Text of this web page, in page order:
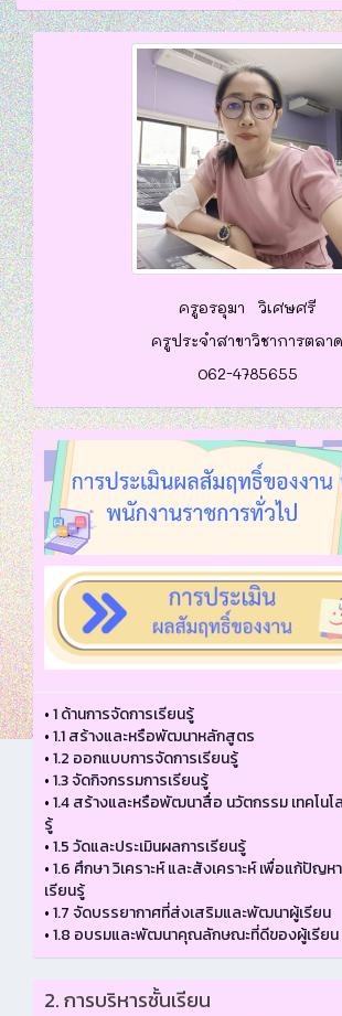
ครูอรอุมา วิเศษศรี
ครูประจำสาขาวิชาการตลาด
062-4785655
•1 ด้านการจัดการเรียนรู้
•1.1 สร้างและหรือพัฒนาหลักสูตร
•1.2 ออกแบบการจัดการเรียนรู้
•1.3 จัดกิจกรรมการเรียนรู้
•1.4 สร้างและหรือพัฒนาสื่อ นวัตกรรม เทคโนโ
รู้
•1.5 วัดและประเมินผลการเรียนรู้
•1.6 ศึกษา วิเคราะห์ และสังเคราะห์ เพื่อแก้ปัญ
เรียนรู้
•1.7 จัดบรรยากาศที่ส่งเสริมและพัฒนาผู้เรียน
•1.8 อบรมและพัฒนาคุณลักษณะที่ดีของผู้เรียน
2. การบริหารชั้นเรียน